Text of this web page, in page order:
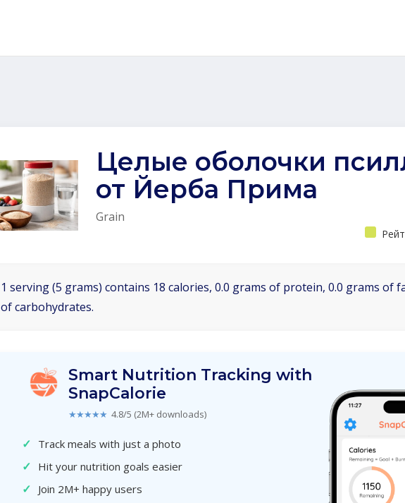
Целые оболочки
от Йерба Прима
Grain
1 serving (5 grams) contains 18 calories, 0.0 grams of protein, 0.0 grams of
of carbohydrates.
Smart Nutrition Tracking with
SnapCalorie
★★★★★ 4.8/5 (2M+ downloads)
✓ Track meals with just a photo
✓ Hit your nutrition goals easier
✓ Join 2M+ happy users